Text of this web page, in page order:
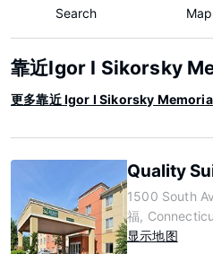
Search Map
靠近Igor I Sikorsky
更多靠近 Igor I Sikorsky
Quality
1500 South
福,
显示地图